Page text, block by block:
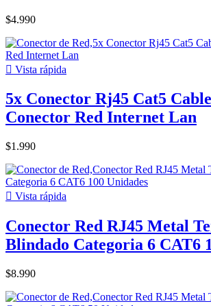
$4.990
 Vista rápida
5x Conector Rj45 Cat5
Conector Red Internet Lan
$1.990
 Vista rápida
Conector Red RJ45 Metal
Blindado Categoria 6 CAT6
$8.990